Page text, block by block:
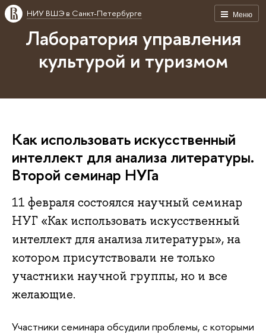
Меню
НИУ ВШЭ в Санкт-Петербурге
Лаборатория управления
культурой и туризмом
Как использовать искусственный
интеллект для анализа литературы.
Второй семинар НУГа
11 февраля состоялся научный семинар
НУГ «Как использовать искусственный
интеллект для анализа литературы», на
котором присутствовали не только
участники научной группы, но и все
желающие.
Участники семинара обсудили проблемы, с которыми